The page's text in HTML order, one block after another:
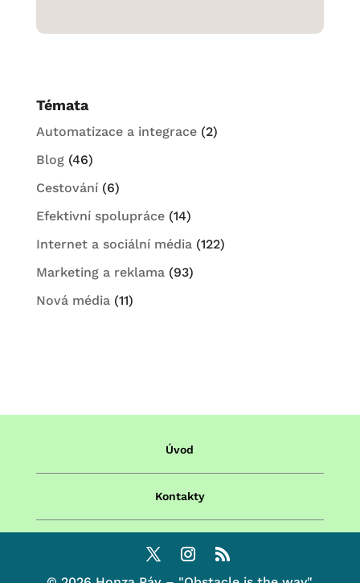
Témata
Automatizace a integrace(2)
Blog(46)
Cestování(6)
Efektivní spolupráce(14)
Internet a sociální média(122)
Marketing a reklama(93)
Nová média(11)
Úvod
Kontakty